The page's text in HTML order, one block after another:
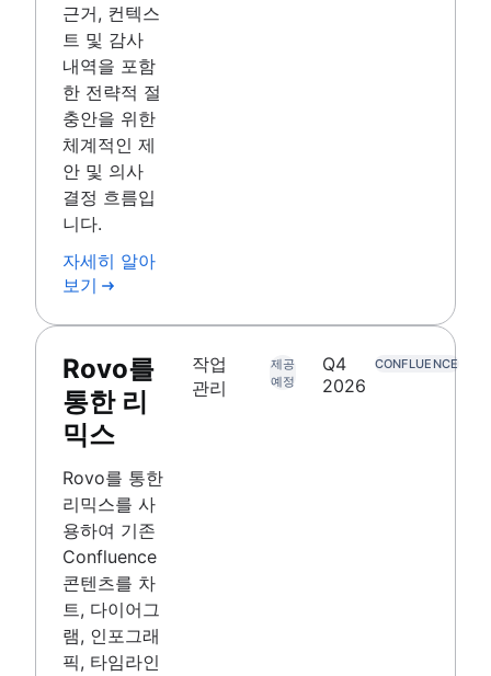
근거, 컨텍스
트 및 감사
내역을 포함
한 전략적 절
충안을 위한
체계적인 제
안 및 의사
결정 흐름입
니다.
자세히 알아
보기
Rovo를
통한 리
믹스
Rovo를 통한
리믹스를 사
용하여 기존
Confluence
콘텐츠를 차
트, 다이어그
램, 인포그래
픽, 타임라인
작업
관리
제공
예정
Q4
2026
CONFLUENCE